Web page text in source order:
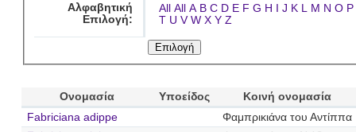
Αλφαβητική
Επιλογή:
All All A B C D E F G H I J K L M N O P
T U V W X Y Z
Ονομασία Υποείδος
Κοινή ονομασία
Fabriciana adippe
Φαμπρικιάνα του Αντίππα